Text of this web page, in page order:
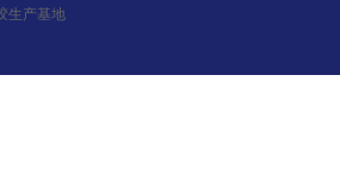
生产基地